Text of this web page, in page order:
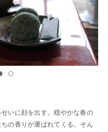
いに顔を出す。穏やかな春の
の香りが運ばれてくる。そん